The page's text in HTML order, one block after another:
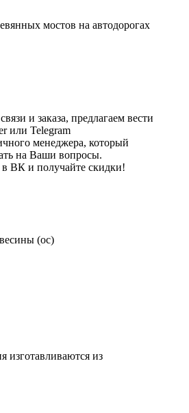
мостов на автодорогах
и заказа, предлагаем вести
или Telegram
менеджера, который
на Ваши вопросы.
ВК и получайте скидки!
(oc)
изготавливаются из